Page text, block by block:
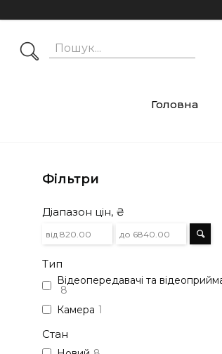
Головна
Фільтри
Діапазон цін, ₴
Тип
Відеопередавачі та
8
Камера 1
Стан